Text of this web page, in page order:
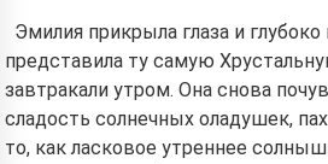
Эмилия прикрыла глаза и глубоко
представила ту самую
завтракали утром. Она снова
сладость солнечных оладушек,
то, как ласковое утреннее